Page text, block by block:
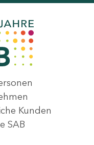
Kunden
SAB